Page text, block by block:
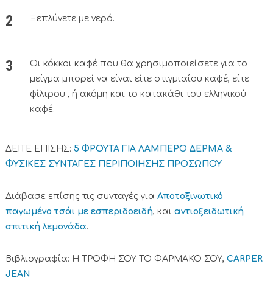
Ξεπλύνετε με νερό.
Οι κόκκοι καφέ που θα χρησιμοποιείσετε για το
μείγμα μπορεί να είναι είτε στιγμιαίου καφέ, είτε
φίλτρου , ή ακόμη και το κατακάθι του ελληνικού
καφέ.
ΔΕΙΤΕ ΕΠΙΣΗΣ: 5 ΦΡΟΥΤΑ ΓΙΑ ΛΑΜΠΕΡΟ ΔΕΡΜΑ &
ΦΥΣΙΚΕΣ ΣΥΝΤΑΓΕΣ ΠΕΡΙΠΟΙΗΣΗΣ ΠΡΟΣΩΠΟΥ
Διάβασε επίσης τις συνταγές για Αποτοξινωτικό
παγωμένο τσάι με εσπεριδοειδή, και αντιοξειδωτική
σπιτική λεμονάδα.
Βιβλιογραφία: Η ΤΡΟΦΗ ΣΟΥ ΤΟ ΦΑΡΜΑΚΟ ΣΟΥ, CARPER
JEAN